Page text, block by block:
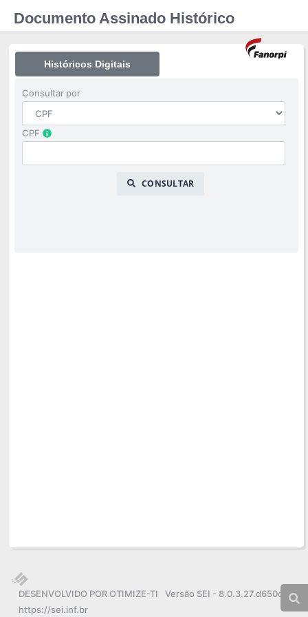
Documento Assinado Histórico
Históricos Digitais
Consultar por
CPF
CONSULTAR
DESENVOLVIDO POR OTIMIZE-TI
Versão SEI - 8.0.3.27.d650ccdd
https://sei.inf.br